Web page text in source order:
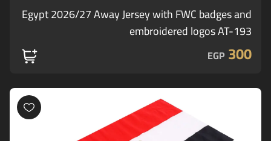
Egypt 2026/27 Away Jersey with FWC badges and
embroidered logos AT-193
300
EGP